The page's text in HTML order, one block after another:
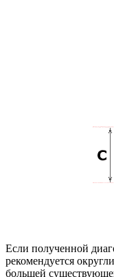
Если полученной
рекомендуется
большей